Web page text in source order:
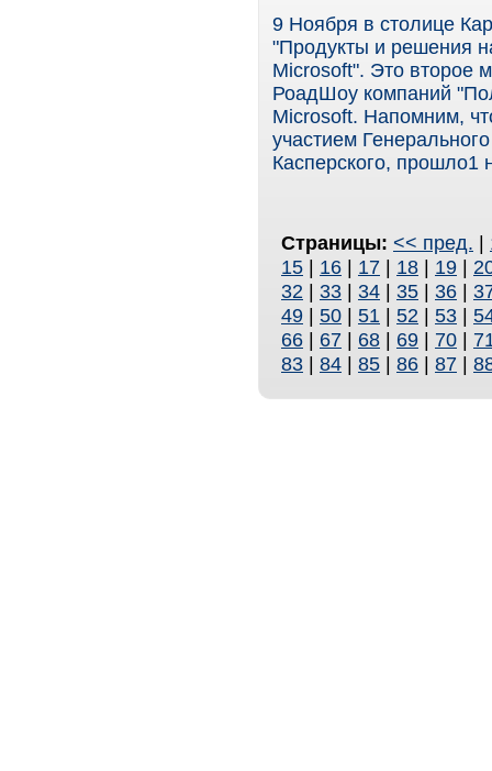
9 Ноября в столице
"Продукты и решения
Microsoft". Это второе
РоадШоу компаний
Microsoft. Напомним,
участием
Касперского, прошло1
Страницы: << пред. |
15 | 16 | 17 | 18 | 19 |
32 | 33 | 34 | 35 | 36 |
49 | 50 | 51 | 52 | 53 |
66 | 67 | 68 | 69 | 70 |
83 | 84 | 85 | 86 | 87 |